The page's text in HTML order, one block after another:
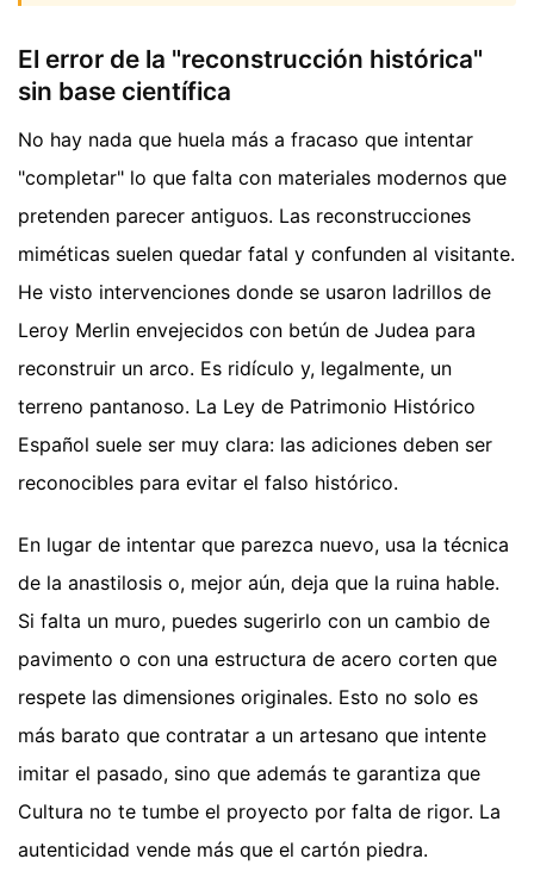
El error de la "reconstrucción histórica"
sin base científica
No hay nada que huela más a fracaso que intentar
"completar" lo que falta con materiales modernos que
pretenden parecer antiguos. Las reconstrucciones
miméticas suelen quedar fatal y confunden al visitante.
He visto intervenciones donde se usaron ladrillos de
Leroy Merlin envejecidos con betún de Judea para
reconstruir un arco. Es ridículo y, legalmente, un
terreno pantanoso. La Ley de Patrimonio Histórico
Español suele ser muy clara: las adiciones deben ser
reconocibles para evitar el falso histórico.
En lugar de intentar que parezca nuevo, usa la técnica
de la anastilosis o, mejor aún, deja que la ruina hable.
Si falta un muro, puedes sugerirlo con un cambio de
pavimento o con una estructura de acero corten que
respete las dimensiones originales. Esto no solo es
más barato que contratar a un artesano que intente
imitar el pasado, sino que además te garantiza que
Cultura no te tumbe el proyecto por falta de rigor. La
autenticidad vende más que el cartón piedra.